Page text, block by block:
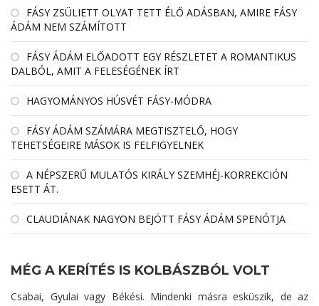
FÁSY ZSÜLIETT OLYAT TETT ÉLŐ ADÁSBAN, AMIRE FÁSY
ÁDÁM NEM SZÁMÍTOTT
FÁSY ÁDÁM ELŐADOTT EGY RÉSZLETET A ROMANTIKUS
DALBÓL, AMIT A FELESÉGÉNEK ÍRT
HAGYOMÁNYOS HÚSVÉT FÁSY-MÓDRA
FÁSY ÁDÁM SZÁMÁRA MEGTISZTELŐ, HOGY
TEHETSÉGEIRE MÁSOK IS FELFIGYELNEK
A NÉPSZERŰ MULATÓS KIRÁLY SZEMHÉJ-KORREKCIÓN
ESETT ÁT.
CLAUDIÁNAK NAGYON BEJÖTT FÁSY ÁDÁM SPENÓTJA
MÉG A KERÍTÉS IS KOLBÁSZBÓL VOLT
Csabai, Gyulai vagy Békési. Mindenki másra esküszik, de az